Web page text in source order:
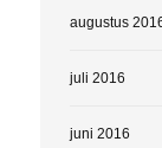
augustus
juli 2016
juni 2016